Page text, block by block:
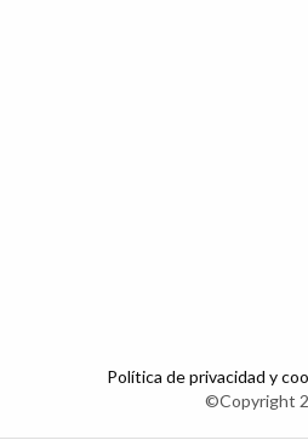
Política de privacidad y
©Copyright